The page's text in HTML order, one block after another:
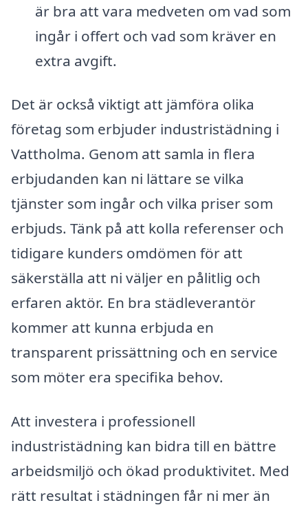
är bra att vara medveten om vad som
ingår i offert och vad som kräver en
extra avgift.
Det är också viktigt att jämföra olika
företag som erbjuder industristädning i
Vattholma. Genom att samla in flera
erbjudanden kan ni lättare se vilka
tjänster som ingår och vilka priser som
erbjuds. Tänk på att kolla referenser och
tidigare kunders omdömen för att
säkerställa att ni väljer en pålitlig och
erfaren aktör. En bra städleverantör
kommer att kunna erbjuda en
transparent prissättning och en service
som möter era specifika behov.
Att investera i professionell
industristädning kan bidra till en bättre
arbeidsmiljö och ökad produktivitet. Med
rätt resultat i städningen får ni mer än